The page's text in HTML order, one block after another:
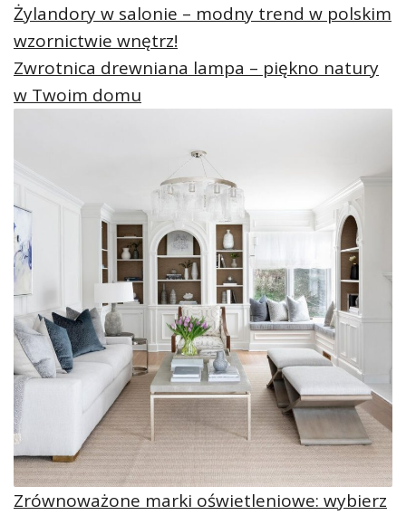
Żylandory w salonie – modny trend w polskim
wzornictwie wnętrz!
Zwrotnica drewniana lampa – piękno natury
w Twoim domu
Zrównoważone marki oświetleniowe: wybierz